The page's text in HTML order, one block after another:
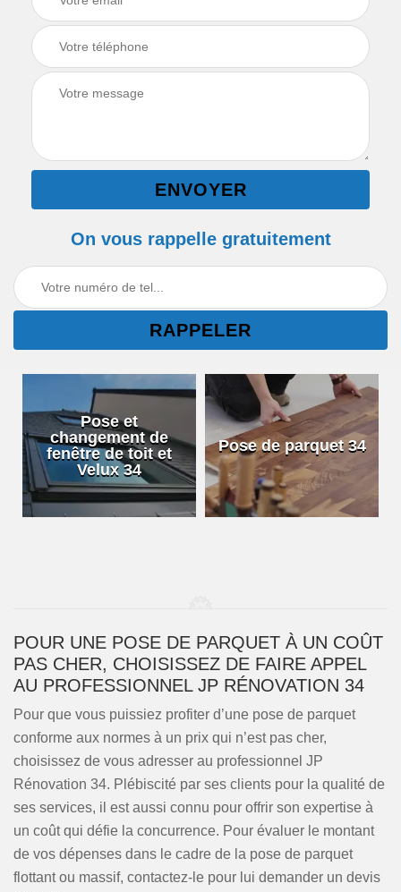
On vous rappelle gratuitement
Pose et
changement de
fenêtre de toit et
Velux 34
Pose de parquet 34
POUR UNE POSE DE PARQUET À UN COÛT
PAS CHER, CHOISISSEZ DE FAIRE APPEL
AU PROFESSIONNEL JP RÉNOVATION 34
Pour que vous puissiez profiter d’une pose de parquet
conforme aux normes à un prix qui n’est pas cher,
choisissez de vous adresser au professionnel JP
Rénovation 34. Plébiscité par ses clients pour la qualité de
ses services, il est aussi connu pour offrir son expertise à
un coût qui défie la concurrence. Pour évaluer le montant
de vos dépenses dans le cadre de la pose de parquet
flottant ou massif, contactez-le pour lui demander un devis